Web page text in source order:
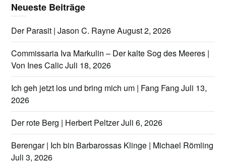
Neueste Beiträge
Der Parasit | Jason C. RayneAugust 2, 2026
Commissaria Iva Markulin – Der kalte Sog des Meeres |
Von Ines CalicJuli 18, 2026
Ich geh jetzt los und bring mich um | Fang Fang Juli 13,
2026
Der rote Berg | Herbert PeltzerJuli 6, 2026
Berengar | Ich bin Barbarossas Klinge | Michael Römling
Juli 3, 2026